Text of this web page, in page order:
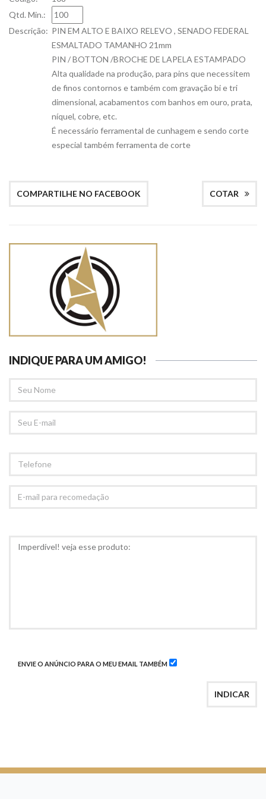
Qtd. Min.:
Descrição: PIN EM ALTO E BAIXO RELEVO , SENADO FEDERAL
ESMALTADO TAMANHO 21mm
PIN / BOTTON /BROCHE DE LAPELA ESTAMPADO
Alta qualidade na produção, para pins que necessitem
de finos contornos e também com gravação bi e tri
dimensional, acabamentos com banhos em ouro, prata,
níquel, cobre, etc.
É necessário ferramental de cunhagem e sendo corte
especial também ferramenta de corte
COTAR
COMPARTILHE NO FACEBOOK
INDIQUE PARA UM AMIGO!
NOME
EMAIL
MAIL
ENVIE O ANÚNCIO PARA O MEU EMAIL TAMBÉM
INDICAR